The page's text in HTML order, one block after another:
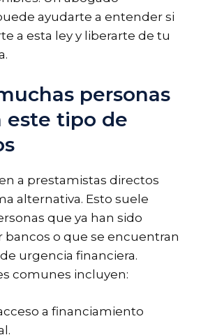
ayudarte a entender si
a esta ley y liberarte de tu
personas
este tipo de
a prestamistas directos
alternativa. Esto suele
que ya han sido
bancos o que se encuentran
urgencia financiera.
comunes incluyen:
a financiamiento